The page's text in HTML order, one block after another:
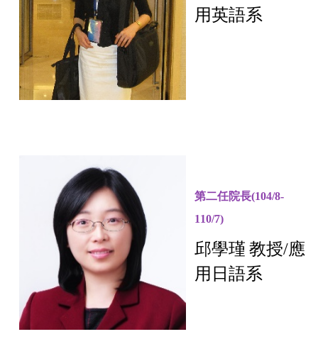
用英語系
第二任院長(104/8-
110/7)
邱學瑾 教授/應
用日語系